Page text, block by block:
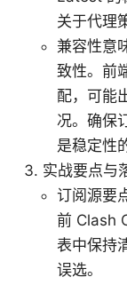
关于代理
兼容性意
致性。前
配，可能
况。确保
是稳定性
实战要点与
订阅源要
前 Clash
表中保持
误选。